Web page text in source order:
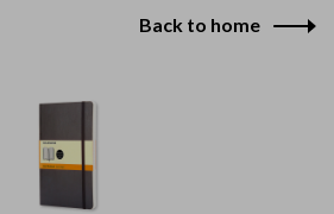
Back to home